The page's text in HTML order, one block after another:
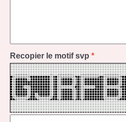
Recopier le motif svp *